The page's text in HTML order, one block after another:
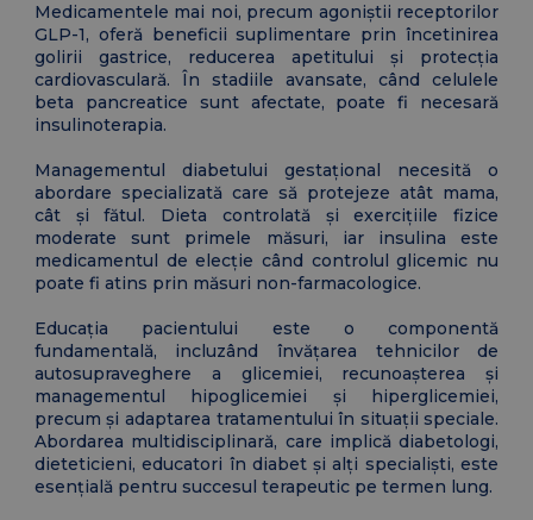
Medicamentele mai noi, precum agoniștii receptorilor
GLP-1, oferă beneficii suplimentare prin încetinirea
golirii gastrice, reducerea apetitului și protecția
cardiovasculară. În stadiile avansate, când celulele
beta pancreatice sunt afectate, poate fi necesară
insulinoterapia.
Managementul diabetului gestațional necesită o
abordare specializată care să protejeze atât mama,
cât și fătul. Dieta controlată și exercițiile fizice
moderate sunt primele măsuri, iar insulina este
medicamentul de elecție când controlul glicemic nu
poate fi atins prin măsuri non-farmacologice.
Educația pacientului este o componentă
fundamentală, incluzând învățarea tehnicilor de
autosupraveghere a glicemiei, recunoașterea și
managementul hipoglicemiei și hiperglicemiei,
precum și adaptarea tratamentului în situații speciale.
Abordarea multidisciplinară, care implică diabetologi,
dieteticieni, educatori în diabet și alți specialiști, este
esențială pentru succesul terapeutic pe termen lung.